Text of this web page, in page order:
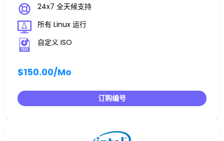
24x7 全天候支持
所有 Linux 运行
自定义 ISO
$150.00/Mo
订购编号